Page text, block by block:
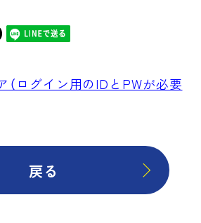
ログイン用のIDとPWが必要
戻る